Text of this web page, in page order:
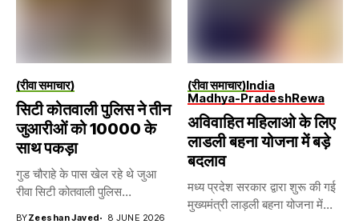
(रीवा समाचार)
सिटी कोतवाली पुलिस ने तीन
जुआरीओं को 10000 के
साथ पकड़ा
गुड चौराहे के पास खेल रहे थे जुआ
रीवा सिटी कोतवाली पुलिस...
BYZeeshan Javed 8 JUNE 2026
(रीवा समाचार)India
Madhya-PradeshRewa
अविवाहित महिलाओ के लिए
लाडली बहना योजना में बड़े
बदलाव
मध्य प्रदेश सरकार द्वारा शुरू की गई
मुख्यमंत्री लाड़ली बहना योजना में...